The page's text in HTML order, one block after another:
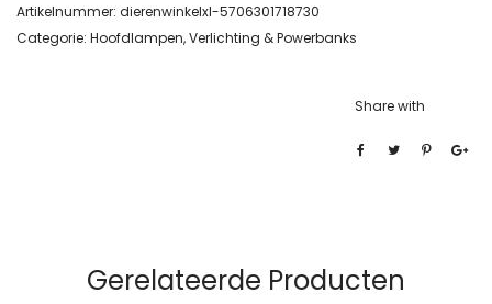
Artikelnummer: dierenwinkelxl-5706301718730
Categorie: Hoofdlampen, Verlichting & Powerbanks
Share with
Gerelateerde Producten